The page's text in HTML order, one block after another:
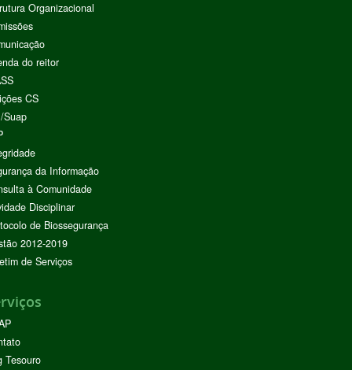
Organizacional
do reitor
CS
Suap
da Informação
à Comunidade
Disciplinar
de Biossegurança
2012-2019
de Serviços
Tesouro